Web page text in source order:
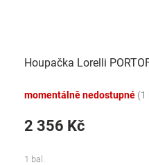
Houpačka Lorelli
momentálně nedostupné (1
2 356 Kč
1 bal.